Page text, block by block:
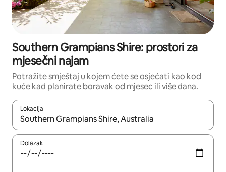
Southern Grampians Shire: prostori za
mjesečni najam
Potražite smještaj u kojem ćete se osjećati kao kod
kuće kad planirate boravak od mjesec ili više dana.
Lokacija
Kada budu dostupni rezultati, moći ćete ih pregledati
Dolazak